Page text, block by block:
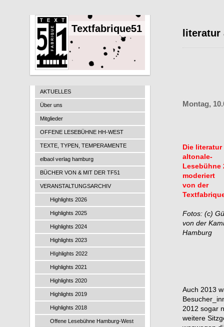
Textfabrique51
AKTUELLES
Über uns
Mitglieder
OFFENE LESEBÜHNE HH-WEST
TEXTE, TYPEN, TEMPERAMENTE
elbaol verlag hamburg
BÜCHER VON & MIT DER TF51
VERANSTALTUNGSARCHIV
Highlights 2026
Highlights 2025
Highlights 2024
Highlights 2023
HIghlights 2022
Highlights 2021
Highlights 2020
Highlights 2019
Highlights 2018
Offene Lesebühne Hamburg-West
literatur
Montag,
Die literatur
altonale-
Lesebühne
moderiert
von der
Fotos: (c)
von der
Hamburg
Auch 2013
2012 sogar
weitere